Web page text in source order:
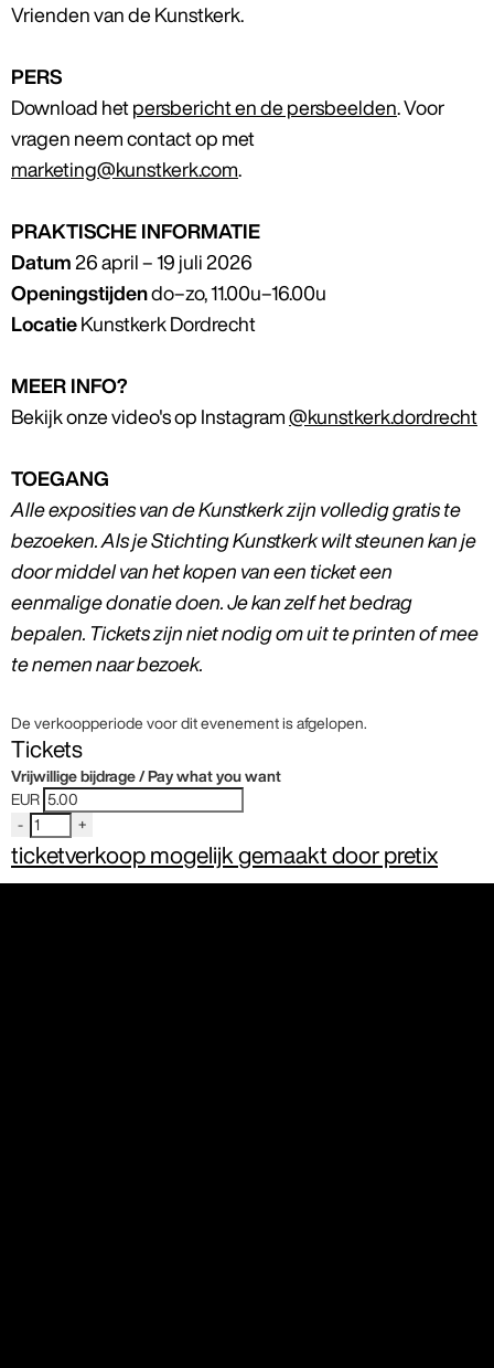
Vrienden van de Kunstkerk.
PERS
Download het persbericht en de persbeelden . Voor
vragen neem contact op met
marketing@kunstkerk.com
PRAKTISCHE INFORMATIE
Datum 26 april – 19 juli 2026
Openingstijdendo–zo, 11.00u–16.00u
Locatie Kunstkerk Dordrecht
MEER INFO?
Bekijk onze video's op Instagram @kunstkerk.dordrecht
TOEGANG
Alle exposities van de Kunstkerk zijn volledig gratis te
bezoeken. Als je Stichting Kunstkerk wilt steunen kan je
door middel van het kopen van een ticket een
eenmalige donatie doen. Je kan zelf het bedrag
bepalen. Tickets zijn niet nodig om uit te printen of mee
te nemen naar bezoek.
De verkoopperiode voor dit evenement is afgelopen.
Tickets
Vrijwillige bijdrage / Pay what you want
EUR
-
+
ticketverkoop mogelijk gemaakt door pretix